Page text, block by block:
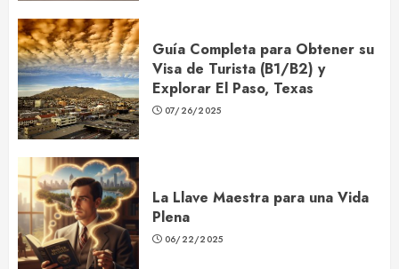
Guía Completa para Obtener su
Visa de Turista (B1/B2) y
Explorar El Paso, Texas
07/26/2025
La Llave Maestra para una Vida
Plena
06/22/2025